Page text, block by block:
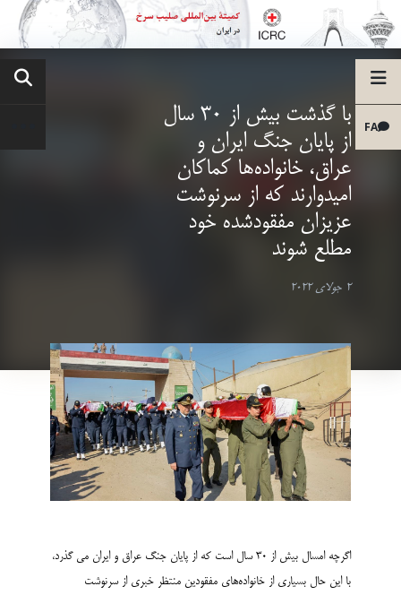
FA
با گذشت بیش از 30 سال
از پایان جنگ ایران و
عراق، خانواده‌ها کماکان
امیدوارند که از سرنوشت
عزیزان مفقودشده خود
مطلع شوند
2 جولای 2022
اگرچه امسال بیش از 30 سال است که از پایان جنگ عراق و ایران می گذرد،
با این حال بسیاری از خانواده­‌های مفقودین منتظر خبری از سرنوشت